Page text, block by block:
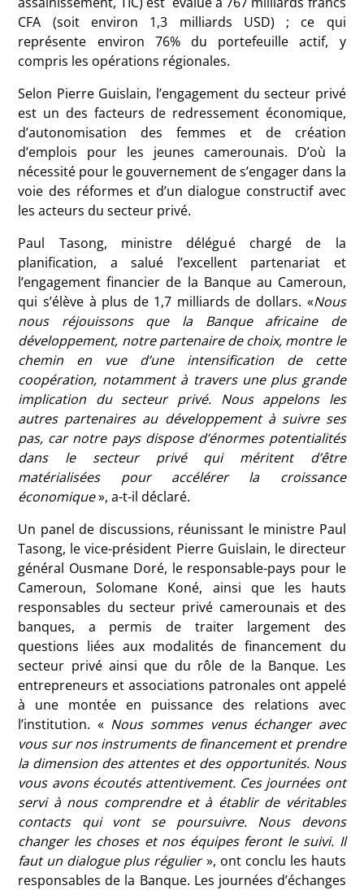
CFA (soit environ 1,3 milliards USD) ; ce qui
représente environ 76% du portefeuille actif, y
compris les opérations régionales.
Selon Pierre Guislain, l’engagement du secteur privé
est un des facteurs de redressement économique,
d’autonomisation des femmes et de création
d’emplois pour les jeunes camerounais. D’où la
nécessité pour le gouvernement de s’engager dans la
voie des réformes et d’un dialogue constructif avec
les acteurs du secteur privé.
Paul Tasong, ministre délégué chargé de la
planification, a salué l’excellent partenariat et
l’engagement financier de la Banque au Cameroun,
qui s’élève à plus de 1,7 milliards de dollars. «Nous
nous réjouissons que la Banque africaine de
développement, notre partenaire de choix, montre le
chemin en vue d’une intensification de cette
coopération, notamment à travers une plus grande
implication du secteur privé. Nous appelons les
autres partenaires au développement à suivre ses
pas, car notre pays dispose d’énormes potentialités
dans le secteur privé qui méritent d’être
matérialisées pour accélérer la croissance
économique», a-t-il déclaré.
Un panel de discussions, réunissant le ministre Paul
Tasong, le vice-président Pierre Guislain, le directeur
général Ousmane Doré, le responsable-pays pour le
Cameroun, Solomane Koné, ainsi que les hauts
responsables du secteur privé camerounais et des
banques, a permis de traiter largement des
questions liées aux modalités de financement du
secteur privé ainsi que du rôle de la Banque. Les
entrepreneurs et associations patronales ont appelé
à une montée en puissance des relations avec
l’institution. « Nous sommes venus échanger avec
vous sur nos instruments de financement et prendre
la dimension des attentes et des opportunités. Nous
vous avons écoutés attentivement. Ces journées ont
servi à nous comprendre et à établir de véritables
contacts qui vont se poursuivre. Nous devons
changer les choses et nos équipes feront le suivi. Il
faut un dialogue plus régulier», ont conclu les hauts
responsables de la Banque. Les journées d’échanges